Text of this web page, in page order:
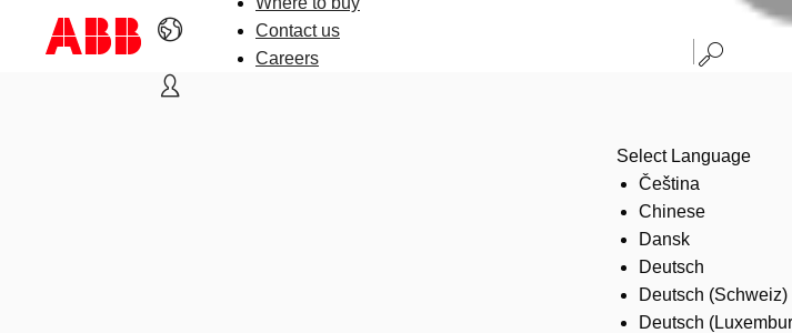
Contact us
Careers
Select Language
Čeština
Chinese
Dansk
Deutsch
Deutsch (Schweiz)
Deutsch